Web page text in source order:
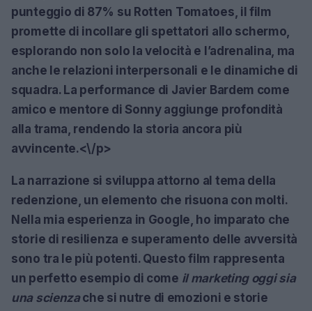
punteggio di 87% su Rotten Tomatoes, il film
promette di incollare gli spettatori allo schermo,
esplorando non solo la velocità e l’adrenalina, ma
anche le relazioni interpersonali e le dinamiche di
squadra. La performance di Javier Bardem come
amico e mentore di Sonny aggiunge profondità
alla trama, rendendo la storia ancora più
avvincente.<\/p>
La narrazione si sviluppa attorno al tema della
redenzione, un elemento che risuona con molti.
Nella mia esperienza in Google, ho imparato che
storie di resilienza e superamento delle avversità
sono tra le più potenti. Questo film rappresenta
un perfetto esempio di come il marketing oggi sia
una scienzache si nutre di emozioni e storie